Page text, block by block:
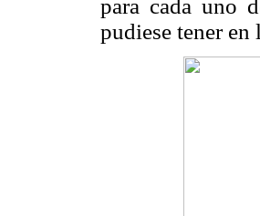
para cada uno
pudiese tener en